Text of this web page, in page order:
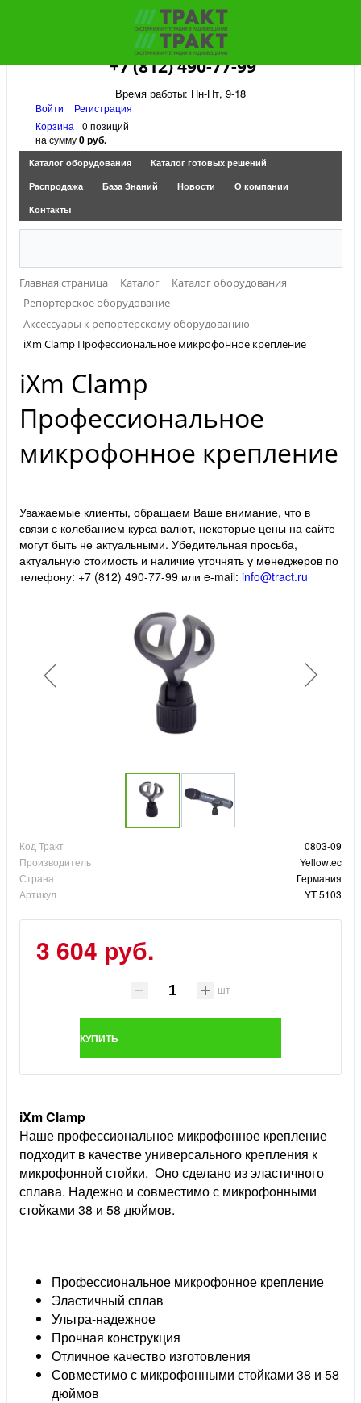
+7 (812) 490-77-99
Время работы: Пн-Пт, 9-18
Войти
Регистрация
Корзина
0 позиций
на сумму0 руб.
Каталог оборудования
Каталог готовых решений
Распродажа
База Знаний Новости
О компании
Контакты
Главная страница Каталог
Каталог оборудования
Репортерское оборудование
Аксессуары к репортерскому оборудованию
iXm Clamp Профессиональное микрофонное крепление
iXm Clamp
Профессиональное
микрофонное крепление
Уважаемые клиенты, обращаем Ваше внимание, что в
связи с колебанием курса валют, некоторые цены на сайте
могут быть не актуальными. Убедительная просьба,
актуальную стоимость и наличие уточнять у менеджеров по
телефону: +7 (812) 490-77-99 или e-mail: info@tract.ru
Код Тракт
0803-09
Производитель
Yellowtec
Страна
Германия
Артикул
YT 5103
3 604 руб.
шт
КУПИТЬ
iXm Clamp
Наше профессиональное микрофонное крепление
подходит в качестве универсального крепления к
микрофонной стойки. Оно сделано из эластичного
сплава. Надежно и совместимо с микрофонными
стойками 38 и 58 дюймов.
Профессиональное микрофонное крепление
Эластичный сплав
Ультра-надежное
Прочная конструкция
Отличное качество изготовления
Совместимо с микрофонными стойками 38 и 58
дюймов